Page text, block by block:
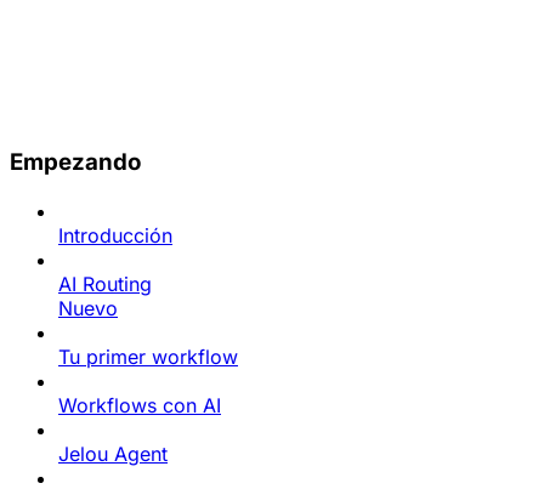
Empezando
Introducción
AI Routing
Nuevo
Tu primer workflow
Workflows con AI
Jelou Agent